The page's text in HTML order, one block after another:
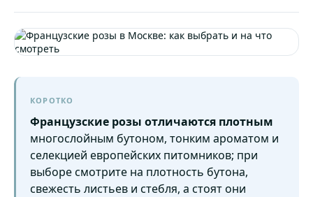
КОРОТКО
Французские розы отличаются плотным
многослойным бутоном, тонким ароматом и
селекцией европейских питомников; при
выборе смотрите на плотность бутона,
свежесть листьев и стебля, а стоят они